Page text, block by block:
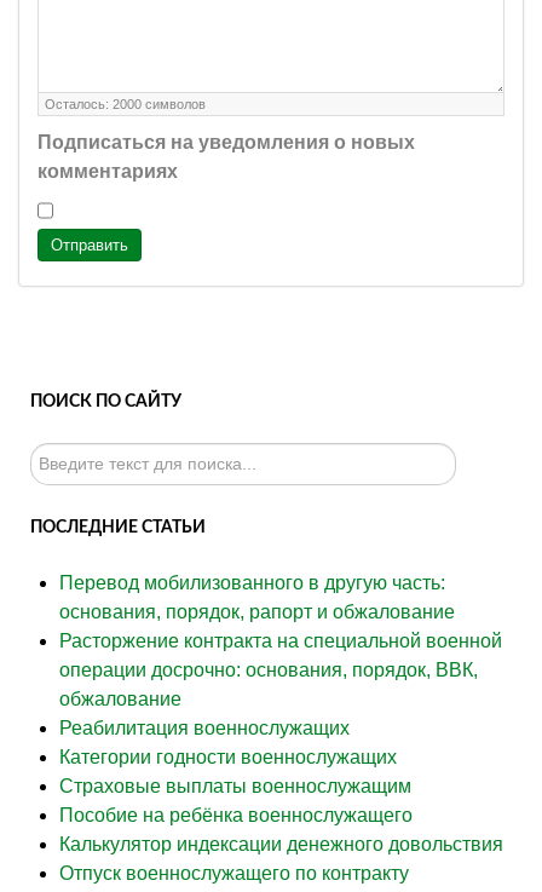
Осталось: 2000 символов
Подписаться на уведомления о новых
комментариях
Отправить
ПОИСК ПО САЙТУ
Искать...
ПОСЛЕДНИЕ СТАТЬИ
Перевод мобилизованного в другую часть:
основания, порядок, рапорт и обжалование
Расторжение контракта на специальной военной
операции досрочно: основания, порядок, ВВК,
обжалование
Реабилитация военнослужащих
Категории годности военнослужащих
Страховые выплаты военнослужащим
Пособие на ребёнка военнослужащего
Калькулятор индексации денежного довольствия
Отпуск военнослужащего по контракту